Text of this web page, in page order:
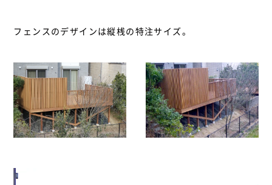
フェンスのデザインは縦桟の特注サイズ。